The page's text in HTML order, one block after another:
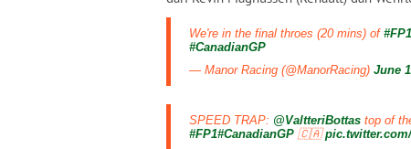
We're in the final throes (20 mins) of #FP1
#CanadianGP
— Manor Racing (@ManorRacing) June
SPEED TRAP: @ValtteriBottas top of
#FP1#CanadianGP 🇨🇦